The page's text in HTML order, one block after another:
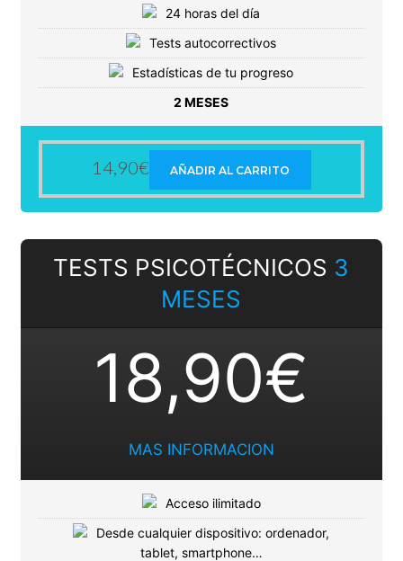
24 horas del día
Tests autocorrectivos
Estadísticas de tu progreso
2 MESES
14,90€ AÑADIR AL CARRITO
TESTS PSICOTÉCNICOS 3
MESES
18,90€
MAS INFORMACION
Acceso ilimitado
Desde cualquier dispositivo: ordenador,
tablet, smartphone…